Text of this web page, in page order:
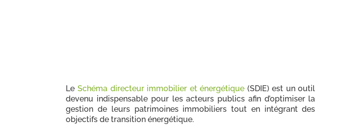
Le Schéma directeur immobilier et énergétique (SDIE) est un outil
devenu indispensable pour les acteurs publics afin d’optimiser la
gestion de leurs patrimoines immobiliers tout en intégrant des
objectifs de transition énergétique.